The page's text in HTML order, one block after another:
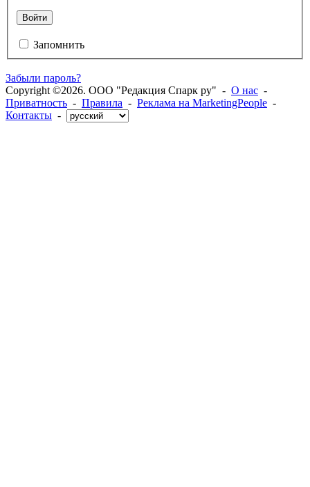
Войти
Запомнить
Забыли пароль?
Copyright ©2026. ООО "Редакция Спарк ру" - О нас -
Приватность - Правила - Реклама на MarketingPeople -
Контакты -